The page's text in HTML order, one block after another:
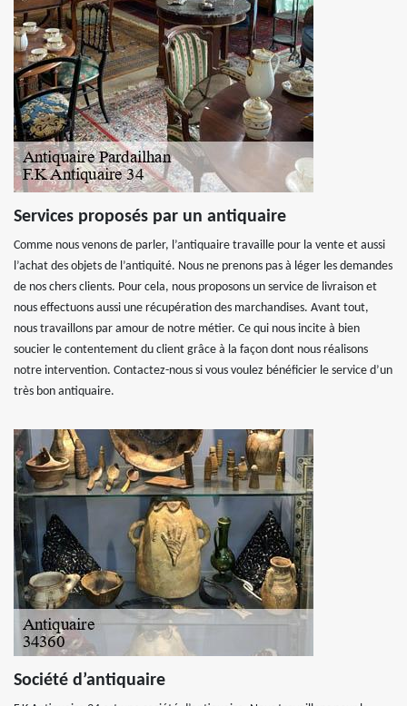
Services proposés par un antiquaire
Comme nous venons de parler, l’antiquaire travaille pour la vente et aussi
l’achat des objets de l’antiquité. Nous ne prenons pas à léger les demandes
de nos chers clients. Pour cela, nous proposons un service de livraison et
nous effectuons aussi une récupération des marchandises. Avant tout,
nous travaillons par amour de notre métier. Ce qui nous incite à bien
soucier le contentement du client grâce à la façon dont nous réalisons
notre intervention. Contactez-nous si vous voulez bénéficier le service d’un
très bon antiquaire.
Société d’antiquaire